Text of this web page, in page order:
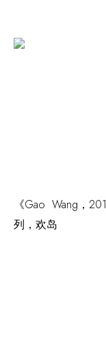
《Gao Wang，
列，欢岛